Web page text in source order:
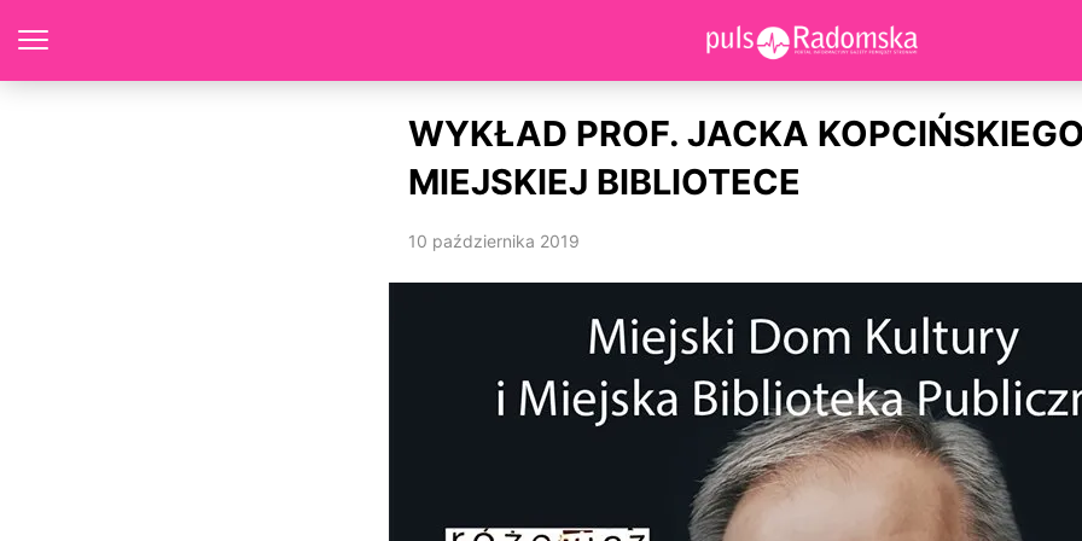
WYKŁAD PROF. JACKA
MIEJSKIEJ BIBLIOTECE
10 października 2019